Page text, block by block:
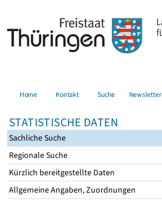
Home Kontakt Suche Newsletter
STATISTISCHE DATEN
Sachliche Suche
Regionale Suche
Kürzlich bereitgestellte Daten
Allgemeine Angaben, Zuordnungen